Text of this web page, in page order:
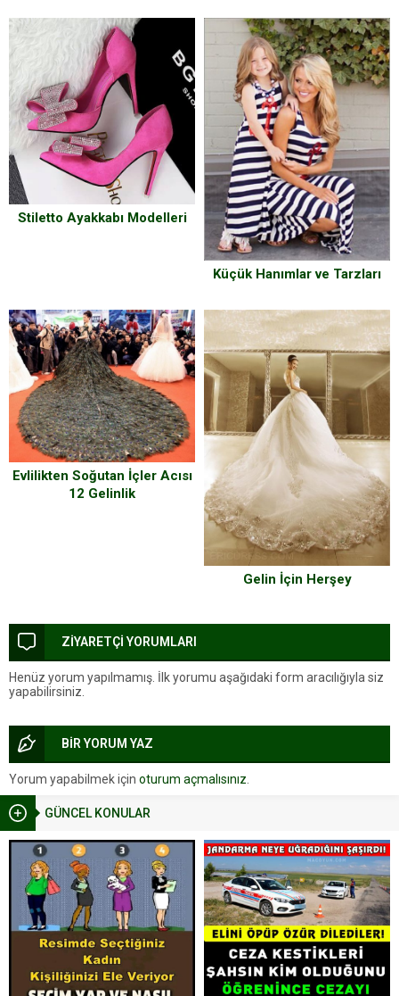
GÜNCEL KONULAR
Stiletto Ayakkabı Modelleri
Küçük Hanımlar ve Tarzları
Evlilikten Soğutan İçler Acısı
12 Gelinlik
Gelin İçin Herşey
ZİYARETÇİ YORUMLARI
Henüz yorum yapılmamış. İlk yorumu aşağıdaki form aracılığıyla siz
yapabilirsiniz.
BİR YORUM YAZ
Yorum yapabilmek için oturum açmalısınız.